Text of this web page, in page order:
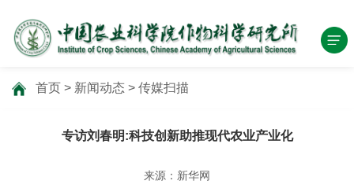
首页 > 新闻动态 > 传媒扫描
专访刘春明:科技创新助推现代农业产业化
来源：新华网